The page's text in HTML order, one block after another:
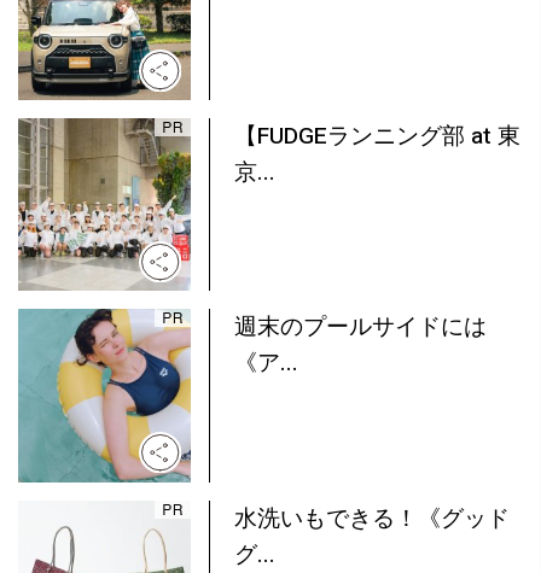
【FUDGEランニング部 at 東
京...
週末のプールサイドには
《ア...
水洗いもできる！《グッド
グ...